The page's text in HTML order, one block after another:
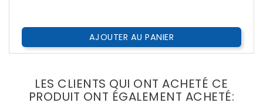
AJOUTER AU PANIER
LES CLIENTS QUI ONT ACHETÉ CE
PRODUIT ONT ÉGALEMENT ACHETÉ: